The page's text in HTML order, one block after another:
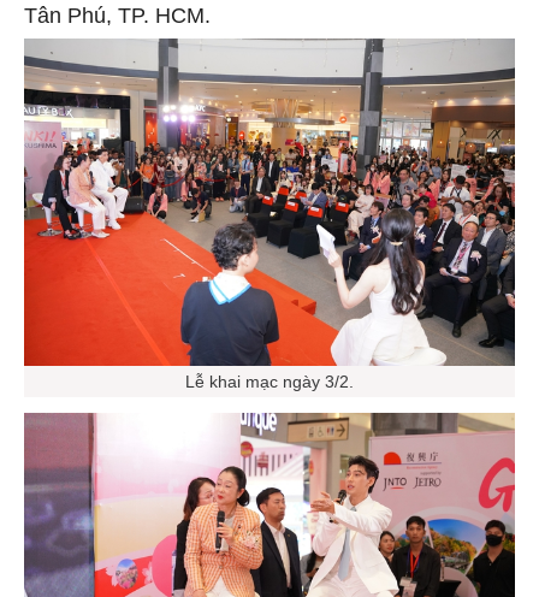
Tân Phú, TP. HCM.
Lễ khai mạc ngày 3/2.